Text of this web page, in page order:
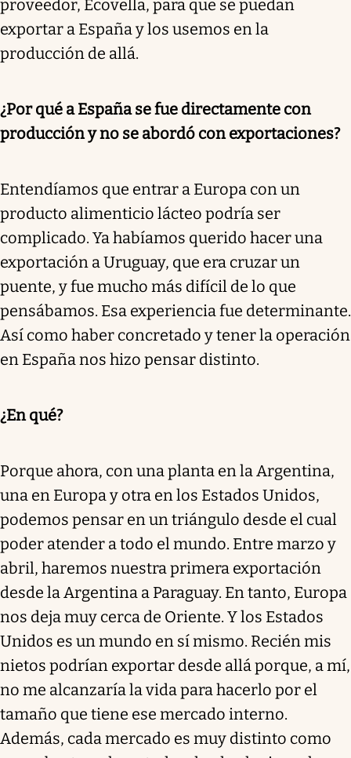
proveedor, Ecovella, para que se puedan
exportar a España y los usemos en la
producción de allá.
¿Por qué a España se fue directamente con
producción y no se abordó con exportaciones?
Entendíamos que entrar a Europa con un
producto alimenticio lácteo podría ser
complicado. Ya habíamos querido hacer una
exportación a Uruguay, que era cruzar un
puente, y fue mucho más difícil de lo que
pensábamos. Esa experiencia fue determinante.
Así como haber concretado y tener la operación
en España nos hizo pensar distinto.
¿En qué?
Porque ahora, con una planta en la Argentina,
una en Europa y otra en los Estados Unidos,
podemos pensar en un triángulo desde el cual
poder atender a todo el mundo. Entre marzo y
abril, haremos nuestra primera exportación
desde la Argentina a Paraguay. En tanto, Europa
nos deja muy cerca de Oriente. Y los Estados
Unidos es un mundo en sí mismo. Recién mis
nietos podrían exportar desde allá porque, a mí,
no me alcanzaría la vida para hacerlo por el
tamaño que tiene ese mercado interno.
Además, cada mercado es muy distinto como